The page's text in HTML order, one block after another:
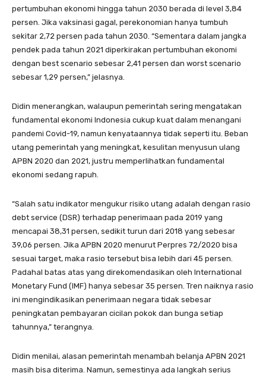
pertumbuhan ekonomi hingga tahun 2030 berada di level 3,84
persen. Jika vaksinasi gagal, perekonomian hanya tumbuh
sekitar 2,72 persen pada tahun 2030. “Sementara dalam jangka
pendek pada tahun 2021 diperkirakan pertumbuhan ekonomi
dengan best scenario sebesar 2,41 persen dan worst scenario
sebesar 1,29 persen,” jelasnya.
Didin menerangkan, walaupun pemerintah sering mengatakan
fundamental ekonomi Indonesia cukup kuat dalam menangani
pandemi Covid-19, namun kenyataannya tidak seperti itu. Beban
utang pemerintah yang meningkat, kesulitan menyusun ulang
APBN 2020 dan 2021, justru memperlihatkan fundamental
ekonomi sedang rapuh.
“Salah satu indikator mengukur risiko utang adalah dengan rasio
debt service (DSR) terhadap penerimaan pada 2019 yang
mencapai 38,31 persen, sedikit turun dari 2018 yang sebesar
39,06 persen. Jika APBN 2020 menurut Perpres 72/2020 bisa
sesuai target, maka rasio tersebut bisa lebih dari 45 persen.
Padahal batas atas yang direkomendasikan oleh International
Monetary Fund (IMF) hanya sebesar 35 persen. Tren naiknya rasio
ini mengindikasikan penerimaan negara tidak sebesar
peningkatan pembayaran cicilan pokok dan bunga setiap
tahunnya,” terangnya.
Didin menilai, alasan pemerintah menambah belanja APBN 2021
masih bisa diterima. Namun, semestinya ada langkah serius